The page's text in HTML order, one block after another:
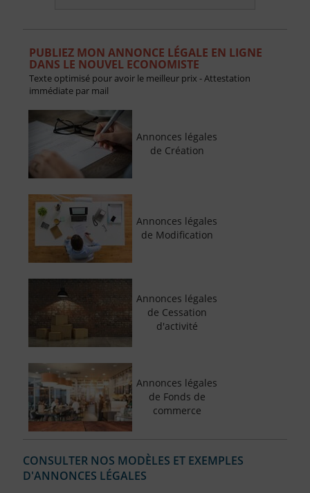
PUBLIEZ MON ANNONCE LÉGALE EN LIGNE
DANS LE NOUVEL ECONOMISTE
Texte optimisé pour avoir le meilleur prix - Attestation
immédiate par mail
Annonces légales
de Création
Annonces légales
de Modification
Annonces légales
de Cessation
d'activité
Annonces légales
de Fonds de
commerce
CONSULTER NOS MODÈLES ET EXEMPLES
D'ANNONCES LÉGALES